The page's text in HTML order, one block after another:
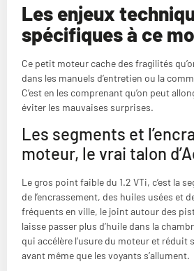
Les enjeux
spécifiques à ce
Ce petit moteur cache des fragilités
dans les manuels d’entretien ou la
C’est en les comprenant qu’on peut
éviter les mauvaises surprises.
Les segments et
moteur, le vrai talon
Le gros point faible du 1.2 VTi, c’est la
de l’encrassement, des huiles usées et
fréquents en ville, le joint autour des
laisse passer plus d’huile dans la
qui accélère l’usure du moteur et réduit
avant même que les voyants s’allument.